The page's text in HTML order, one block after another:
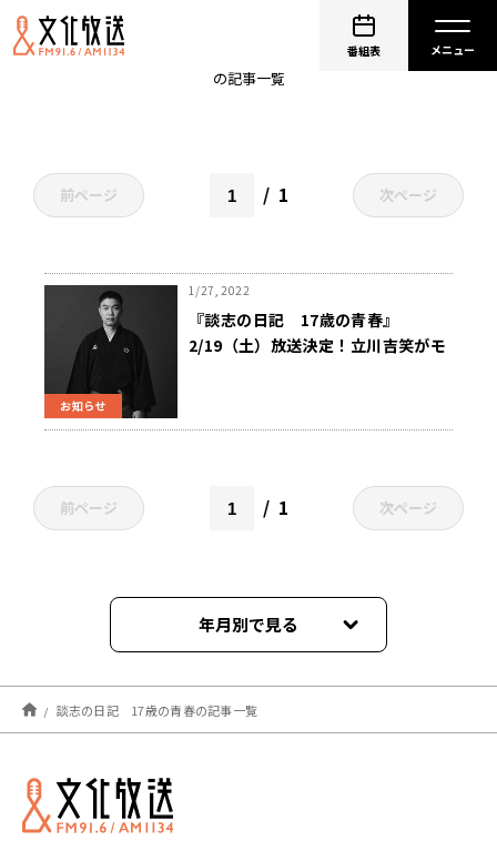
番組表
談志の日記 17歳の青春
の記事一覧
前ページ 1 次ページ
お知らせ
1/27, 2022
『談志の日記 17歳の青春』
2/19（土）放送決定！立川吉笑がモ
前ページ 1 次ページ
年月別で見る
2022年01月
談志の日記 17歳の青春の記事一覧